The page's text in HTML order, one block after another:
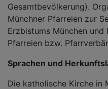
Gesamtbevölkerung).
Münchner Pfarreien zur
Erzbistums München und
Pfarreien bzw.
Sprachen und
Die katholische Kirche in